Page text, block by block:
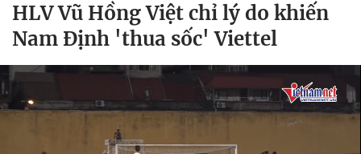
HLV Vũ Hồng Việt chỉ lý do khiến
Nam Định 'thua sốc' Viettel